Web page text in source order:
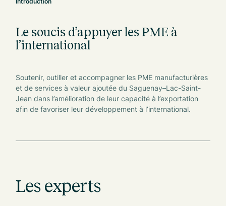
Le soucis d’appuyer les PME à
l’international
Soutenir, outiller et accompagner les PME manufacturières
et de services à valeur ajoutée du Saguenay–Lac-Saint-
Jean dans l’amélioration de leur capacité à l’exportation
afin de favoriser leur développement à l’international.
Les experts